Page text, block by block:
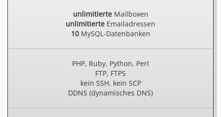
unlimitierteMailboxen
unlimitierte Emailadressen
10MySQL-Datenbanken
PHP, Ruby, Python, Perl
FTP, FTPS
kein SSH, kein SCP
DDNS (dynamisches DNS)